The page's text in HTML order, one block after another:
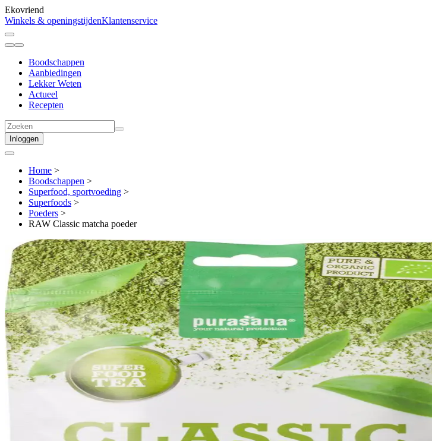
Ekovriend
Winkels & openingstijdenKlantenservice
Boodschappen
Aanbiedingen
Lekker Weten
Actueel
Recepten
Inloggen
Home >
Boodschappen >
Superfood, sportvoeding >
Superfoods >
Poeders >
RAW Classic matcha poeder